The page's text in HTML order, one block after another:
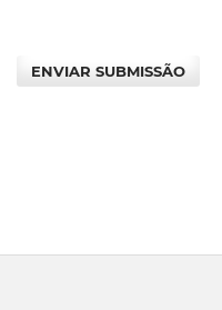
ENVIAR SUBMISSÃO